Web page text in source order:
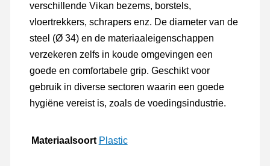
verschillende Vikan bezems, borstels,
vloertrekkers, schrapers enz. De diameter van de
steel (Ø 34) en de materiaaleigenschappen
verzekeren zelfs in koude omgevingen een
goede en comfortabele grip. Geschikt voor
gebruik in diverse sectoren waarin een goede
hygiëne vereist is, zoals de voedingsindustrie.
Materiaalsoort Plastic